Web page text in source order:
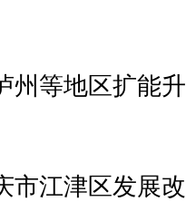
等地区扩能升
江津区发展